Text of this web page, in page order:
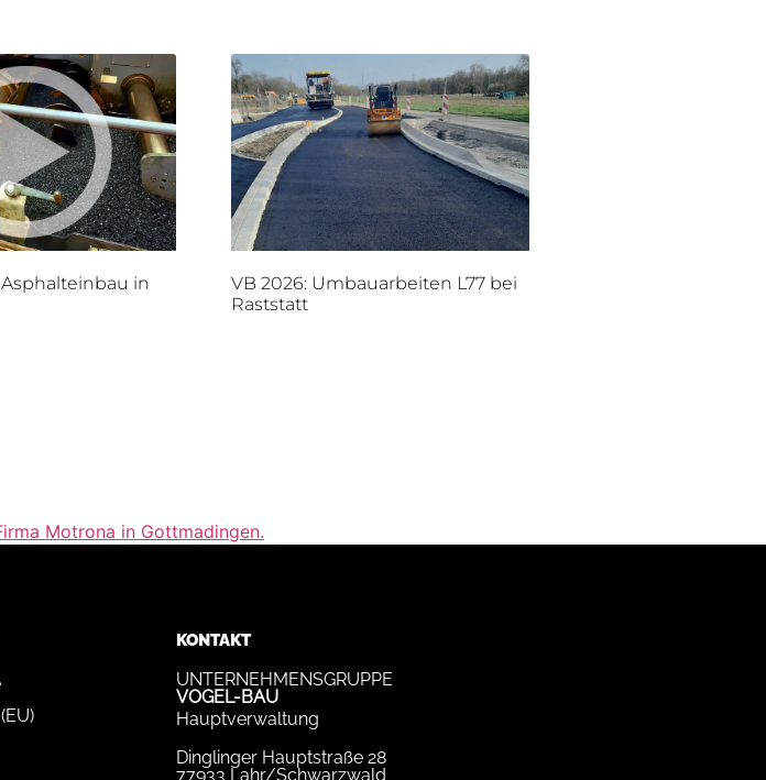
Asphalteinbau in
VB 2026: Umbauarbeiten L77 bei
Raststatt
Motrona in Gottmadingen.
KONTAKT
UNTERNEHMENSGRUPPE
VOGEL-BAU
Hauptverwaltung
Dinglinger Hauptstraße 28
77933 Lahr/Schwarzwald